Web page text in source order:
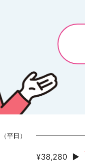
（平日）
¥38,280 ▶